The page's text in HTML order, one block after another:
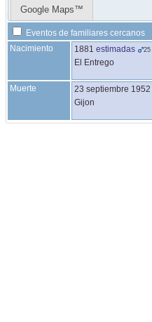
Google Maps™
Eventos de familiares cercanos
Nacimiento
1881 estimadas 25
El Entrego
Muerte 23 septiembre 1952
Gijon